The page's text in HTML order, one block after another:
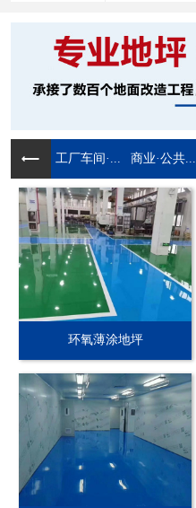
工厂车间·... 商业·公共...
环氧薄涂地坪